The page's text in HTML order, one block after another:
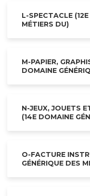
L-SPECTACLE
MÉTIERS DU)
M-PAPIER,
DOMAINE
N-JEUX, JOUETS
(14E DOMAINE
O-FACTURE
GÉNÉRIQUE DES